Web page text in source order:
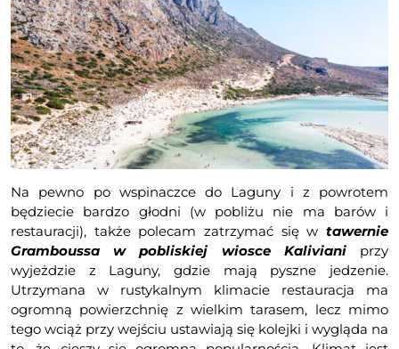
Na pewno po wspinaczce do Laguny i z powrotem
będziecie bardzo głodni (w pobliżu nie ma barów i
restauracji), także polecam zatrzymać się w tawernie
Gramboussa w pobliskiej wiosce Kalivianiprzy
wyjeżdzie z Laguny, gdzie mają pyszne jedzenie.
Utrzymana w rustykalnym klimacie restauracja ma
ogromną powierzchnię z wielkim tarasem, lecz mimo
tego wciąż przy wejściu ustawiają się kolejki i wygląda na